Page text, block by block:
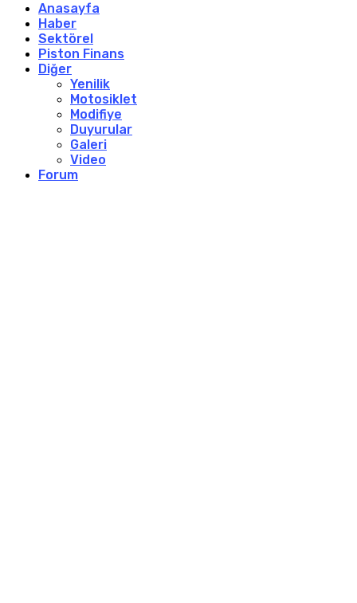
Anasayfa
Haber
Sektörel
Piston Finans
Diğer
Yenilik
Motosiklet
Modifiye
Duyurular
Galeri
Video
Forum